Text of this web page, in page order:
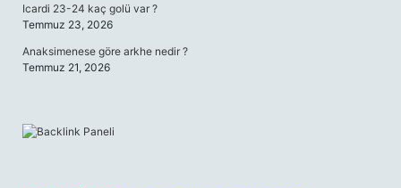
Icardi 23-24 kaç golü var ?
Temmuz 23, 2026
Anaksimenese göre arkhe nedir ?
Temmuz 21, 2026